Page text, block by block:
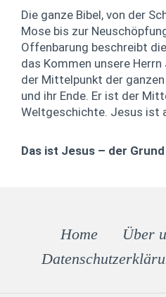
Die ganze Bibel, von der
Mose bis zur
Offenbarung beschreibt
das Kommen unsere
der Mittelpunkt der
und ihr Ende. Er ist der
Weltgeschichte. Jesus ist
Das ist Jesus – der
Home Über